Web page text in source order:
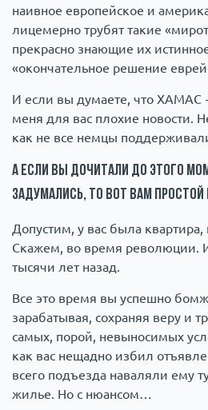
наивное европейское и
лицемерно трубят такие
прекрасно знающие их
«окончательное решение
И если вы думаете, что ХАМАС
меня для вас плохие новости.
как не все немцы
А если вы дочитали до этого
задумались, то вот вам простой
Допустим, у вас была квартира,
Скажем, во время революции.
тысячи лет назад.
Все это время вы успешно
зарабатывая, сохраняя веру и
самых, порой, невыносимых
как вас нещадно избил
всего подъезда наваляли ему
жилье. Но с нюансом…